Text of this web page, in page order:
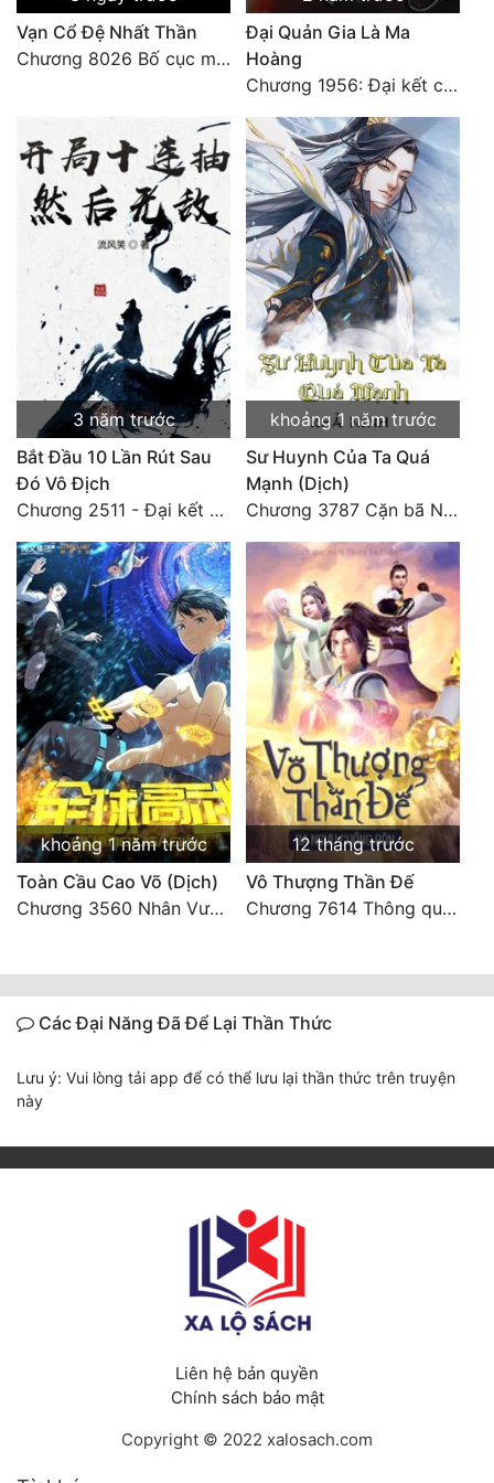
Đẹp
Tính Cách Nhân Vật :
Cơ Trí
Sát Phạt Quyết Đoán
Điềm Đạm
Vạn Cổ Đệ Nhất Thần
Chương 8026 Bố cục mới
Đại Quản Gia Là Ma
Hoàng
Chương 1956: Đại kết cục
3 năm trước
Bắt Đầu 10 Lần Rút Sau
Đó Vô Địch
Chương 2511 - Đại kết cục, Phiên ngoại thiên: Chư thiên quy nhất giới, vĩnh hằng thế giới. Hết!
khoảng 1 năm trước
Sư Huynh Của Ta Quá
Mạnh (Dịch)
Chương 3787 Cặn bã Nam Thiên Đạo
khoảng 1 năm trước
Toàn Cầu Cao Võ (Dịch)
Chương 3560 Nhân Vương trở về - END
12 tháng trước
Vô Thượng Thần Đế
Chương 7614 Thông quan ban thưởng, Ngục Hải Yên Thần Quang
Các Đại Năng Đã Để Lại Thần Thức
Lưu ý: Vui lòng tải app để có thể lưu lại thần thức trên truyện
này
Liên hệ bản quyền
Chính sách bảo mật
Copyright © 2022 xalosach.com